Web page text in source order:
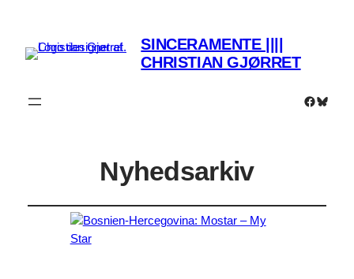
SINCERAMENTE ||||
CHRISTIAN GJØRRET
Nyhedsarkiv